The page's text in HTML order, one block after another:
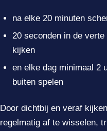
na elke 20 minuten
20 seconden in de verte
kijken
en elke dag minimaal 2
buiten spelen
Door dichtbij en veraf kijken
regelmatig af te wisselen,